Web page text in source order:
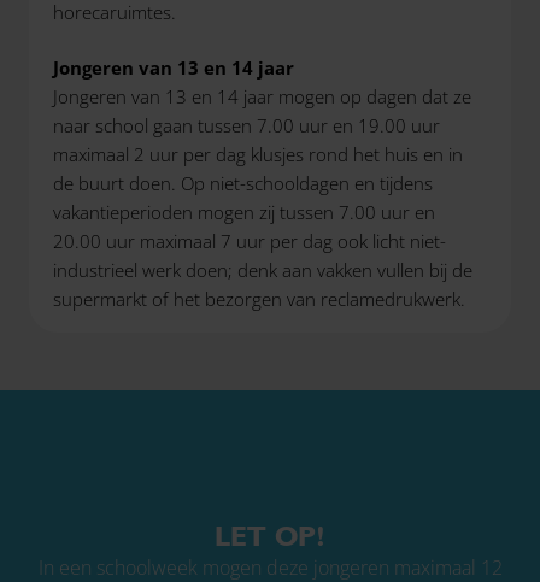
horecaruimtes.
Jongeren van 13 en 14 jaar
Jongeren van 13 en 14 jaar mogen op dagen dat ze
naar school gaan tussen 7.00 uur en 19.00 uur
maximaal 2 uur per dag klusjes rond het huis en in
de buurt doen. Op niet-schooldagen en tijdens
vakantieperioden mogen zij tussen 7.00 uur en
20.00 uur maximaal 7 uur per dag ook licht niet-
industrieel werk doen; denk aan vakken vullen bij de
supermarkt of het bezorgen van reclamedrukwerk.
LET OP!
In een schoolweek mogen deze jongeren maximaal 12